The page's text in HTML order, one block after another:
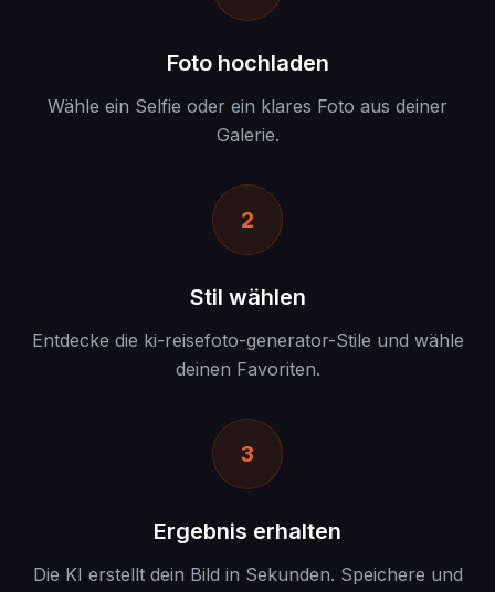
Foto hochladen
Wähle ein Selfie oder ein klares Foto aus deiner
Galerie.
2
Stil wählen
Entdecke die ki-reisefoto-generator-Stile und wähle
deinen Favoriten.
3
Ergebnis erhalten
Die KI erstellt dein Bild in Sekunden. Speichere und